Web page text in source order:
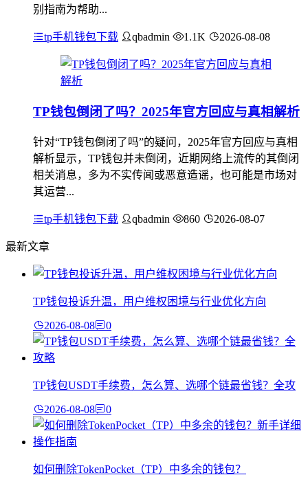
别指南为帮助...
tp手机钱包下载 qbadmin 1.1K 2026-08-08
TP钱包倒闭了吗？2025年官方回应与真相解析
针对“TP钱包倒闭了吗”的疑问，2025年官方回应与真相
解析显示，TP钱包并未倒闭，近期网络上流传的其倒闭
相关消息，多为不实传闻或恶意造谣，也可能是市场对
其运营...
tp手机钱包下载 qbadmin 860 2026-08-07
最新文章
TP钱包投诉升温，用户维权困境与行业优化方向
2026-08-08 0
TP钱包USDT手续费，怎么算、选哪个链最省钱？全攻
2026-08-08 0
如何删除TokenPocket（TP）中多余的钱包？